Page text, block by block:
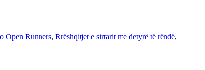
Open Runners, Rrëshqitjet e sirtarit me detyrë të rëndë,